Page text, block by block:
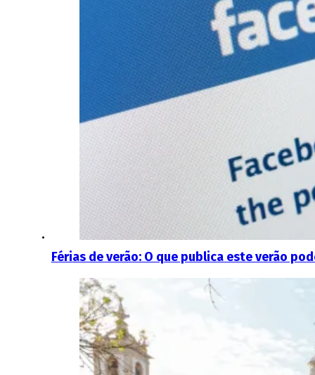
Férias de verão: O que publica este verão